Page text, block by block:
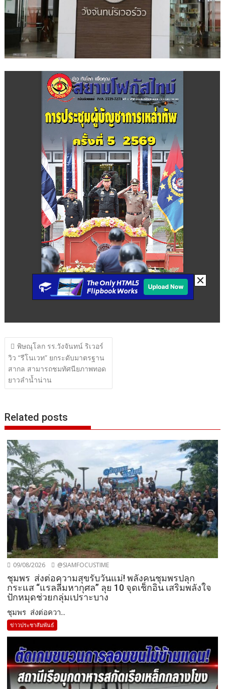
แนะแนว
เรื่อง
พิษณุโลก รร.วังจันทน์ ริเวอร์
วิว “รีโนเวท” ยกระดับมาตรฐาน
สากล สามารถชมทัศนียภาพทอด
ยาวลำน้ำน่าน
Related posts
09/08/2026 @SIAMFOCUSTIME
ชุมพร ส่งต่อความสุขรับวันแม่! พลังคนชุมพรปลุก
กระแส “แรลลี่มหากุศล” ลุย 10 จุดเช็กอิน เสริมพลังใจ
ปักหมุดช่วยกลุ่มเปราะบาง
ชุมพร ส่งต่อควา...
ข่าวประชาสัมพันธ์